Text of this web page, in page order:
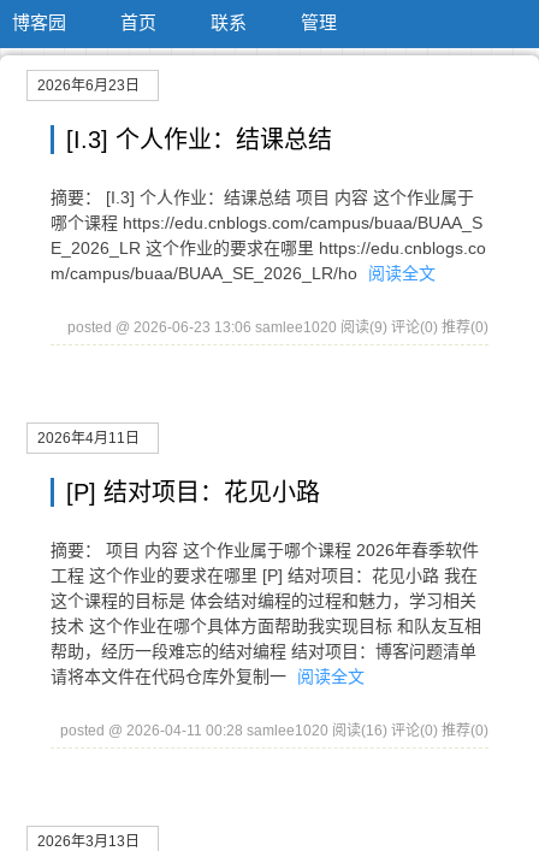
博客园 首页 联系 管理
2026年6月23日
[I.3] 个人作业：结课总结
摘要： [I.3] 个人作业：结课总结 项目 内容 这个作业属于
哪个课程 https://edu.cnblogs.com/campus/buaa/BUAA_S
E_2026_LR 这个作业的要求在哪里 https://edu.cnblogs.co
m/campus/buaa/BUAA_SE_2026_LR/ho
阅读全文
posted @ 2026-06-23 13:06 samlee1020 阅读(9) 评论(0) 推荐(0)
2026年4月11日
[P] 结对项目：花见小路
摘要： 项目 内容 这个作业属于哪个课程 2026年春季软件
工程 这个作业的要求在哪里 [P] 结对项目：花见小路 我在
这个课程的目标是 体会结对编程的过程和魅力，学习相关
技术 这个作业在哪个具体方面帮助我实现目标 和队友互相
帮助，经历一段难忘的结对编程 结对项目：博客问题清单
请将本文件在代码仓库外复制一
阅读全文
posted @ 2026-04-11 00:28 samlee1020 阅读(16) 评论(0) 推荐(0)
2026年3月13日